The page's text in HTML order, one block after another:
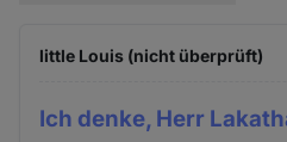
little Louis (nicht überprüft)
Ich denke, Herr